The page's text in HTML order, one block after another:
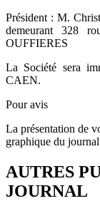
Président : M.
demeurant 328
OUFFIERES
La Société sera
CAEN.
Pour avis
La présentation de
graphique du journal
AUTRES
JOURNAL